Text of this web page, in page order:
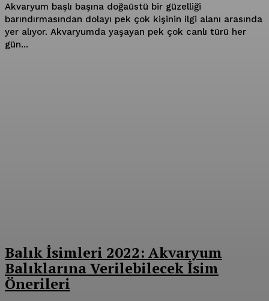
Akvaryum başlı başına doğaüstü bir güzelliği
barındırmasından dolayı pek çok kişinin ilgi alanı arasında
yer alıyor. Akvaryumda yaşayan pek çok canlı türü her
gün...
Balık İsimleri 2022: Akvaryum
Balıklarına Verilebilecek İsim
Önerileri